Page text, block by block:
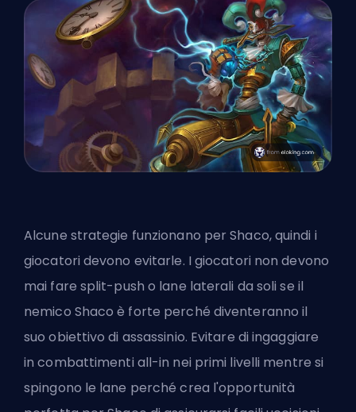
Alcune strategie funzionano per Shaco, quindi i
giocatori devono evitarle. I giocatori non devono
mai fare split-push o lane laterali da soli se il
nemico Shaco è forte perché diventeranno il
suo obiettivo di assassinio. Evitare di ingaggiare
in combattimenti all-in nei primi livelli mentre si
spingono le lane perché crea l'opportunità